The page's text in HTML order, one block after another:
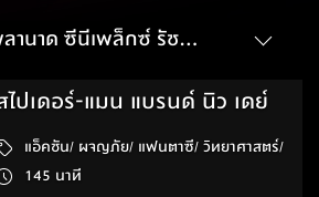
นาด ซีนีเพล็กซ์ รัชดาภิเษก
ไปเดอร์-แมน แบรนด์ นิว เดย์
แอ็คชัน/ ผจญภัย/ แฟนตาซี/ วิทยาศาสตร์/
145 นาที